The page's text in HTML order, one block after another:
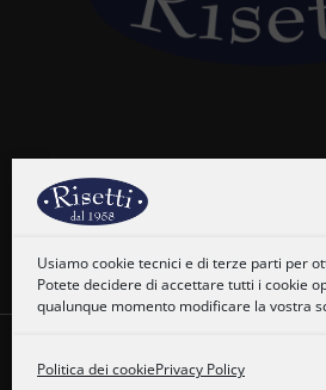
Usiamo cookie tecnici e di terze parti per
Potete decidere di accettare tutti i cookie
qualunque momento modificare la vostra
Politica dei cookiePrivacy Policy